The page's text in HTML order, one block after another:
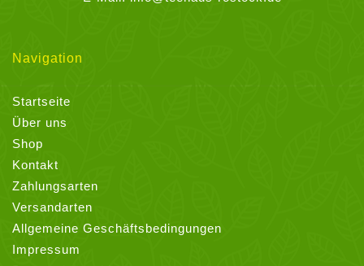
Navigation
Startseite
Über uns
Shop
Kontakt
Zahlungsarten
Versandarten
Allgemeine Geschäftsbedingungen
Impressum